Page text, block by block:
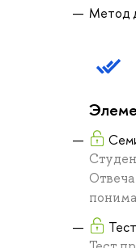
Метод
Тест